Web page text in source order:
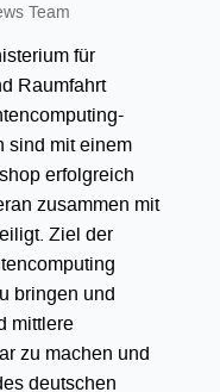
Team
für
Raumfahrt
sind mit einem
erfolgreich
zusammen mit
Ziel der
bringen und
mittlere
zu machen und
deutschen